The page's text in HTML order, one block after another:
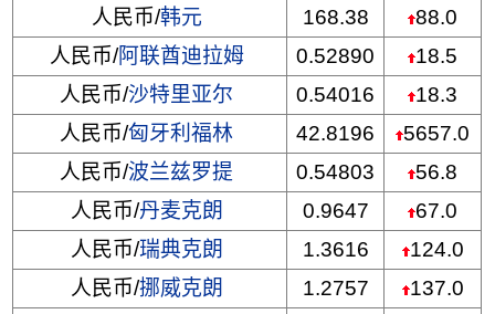
人民币/韩元 168.38
88.0
人民币/阿联酋迪拉姆 0.52890
18.5
人民币/沙特里亚尔 0.54016
18.3
人民币/匈牙利福林 42.8196
5657.0
人民币/波兰兹罗提 0.54803
56.8
人民币/丹麦克朗 0.9647
67.0
人民币/瑞典克朗 1.3616
124.0
人民币/挪威克朗 1.2757
137.0